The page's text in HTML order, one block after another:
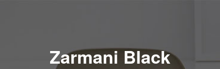
Zarmani Black